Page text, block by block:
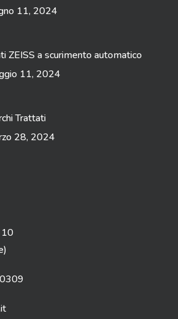
11, 2024
ZEISS a scurimento automatico
11, 2024
Trattati
28, 2024
10